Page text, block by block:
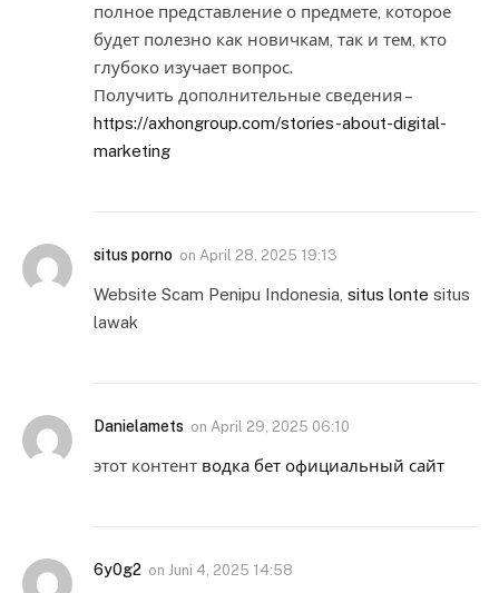
полное представление о предмете, которое
будет полезно как новичкам, так и тем, кто
глубоко изучает вопрос.
Получить дополнительные сведения –
https://axhongroup.com/stories-about-digital-
marketing
situs porno on April 28, 2025 19:13
Website Scam Penipu Indonesia, situs lonte situs
lawak
Danielamets on April 29, 2025 06:10
этот контент водка бет официальный сайт
6y0g2 on Juni 4, 2025 14:58